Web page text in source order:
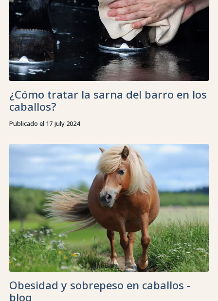
¿Cómo tratar la sarna del barro en los
caballos?
Publicado el 17 july 2024
Obesidad y sobrepeso en caballos -
blog